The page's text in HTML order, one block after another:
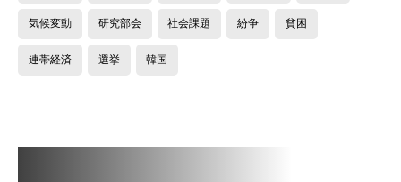
気候変動 研究部会 社会課題 紛争 貧困
連帯経済 選挙 韓国